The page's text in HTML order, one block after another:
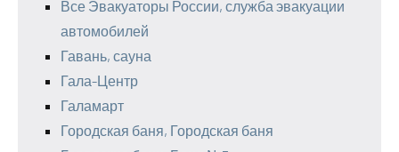
Все Эвакуаторы России, служба эвакуации
автомобилей
Гавань, сауна
Гала-Центр
Галамарт
Городская баня, Городская баня